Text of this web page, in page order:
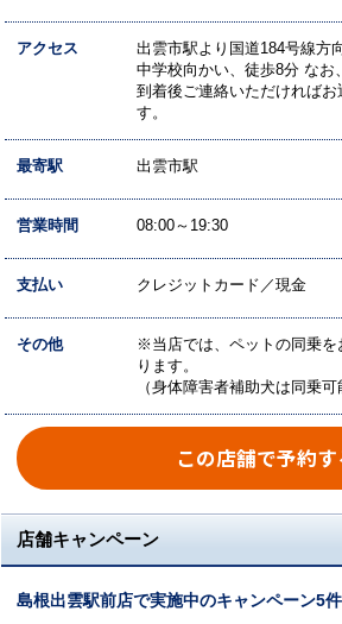
アクセス
出雲市駅より国道184号線方
中学校向かい、徒歩8分 なお
到着後ご連絡いただければお
す。
最寄駅 出雲市駅
営業時間 08:00～19:30
支払い クレジットカード／現金
その他
※当店では、ペットの同乗を
ります。
（身体障害者補助犬は同乗可
この店舗で予約す
店舗キャンペーン
島根出雲駅前店で実施中のキャンペーン5件